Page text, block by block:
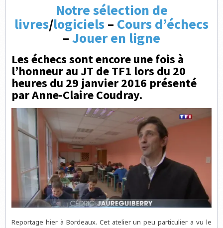
Notre sélection de
livres/logiciels– Cours d’échecs
–Jouer en ligne
Les échecs sont encore une fois à
l’honneur au JT de TF1 lors du 20
heures du 29 janvier 2016 présenté
par Anne-Claire Coudray.
Reportage hier à Bordeaux. Cet atelier un peu particulier a vu le